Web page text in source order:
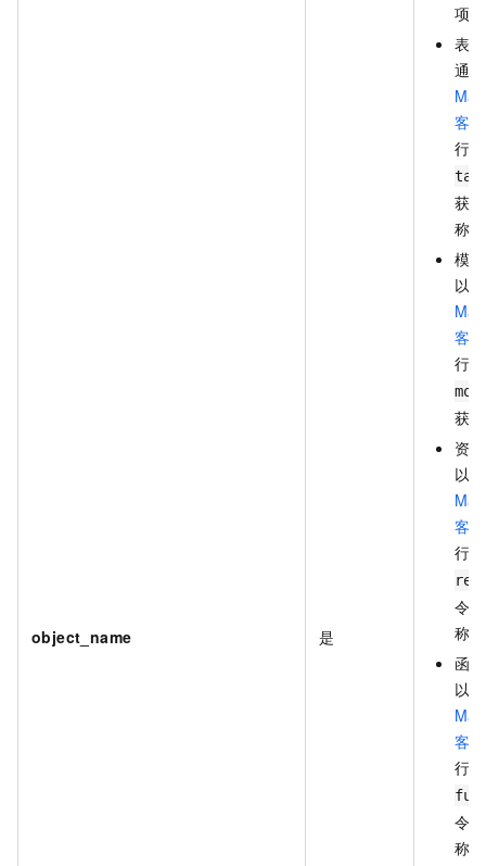
object_name 是
项
表
通过
客
行
获
称。
模
以
客
行
获
资
以
客
行
令
称。
函
以
客
行
令
称。